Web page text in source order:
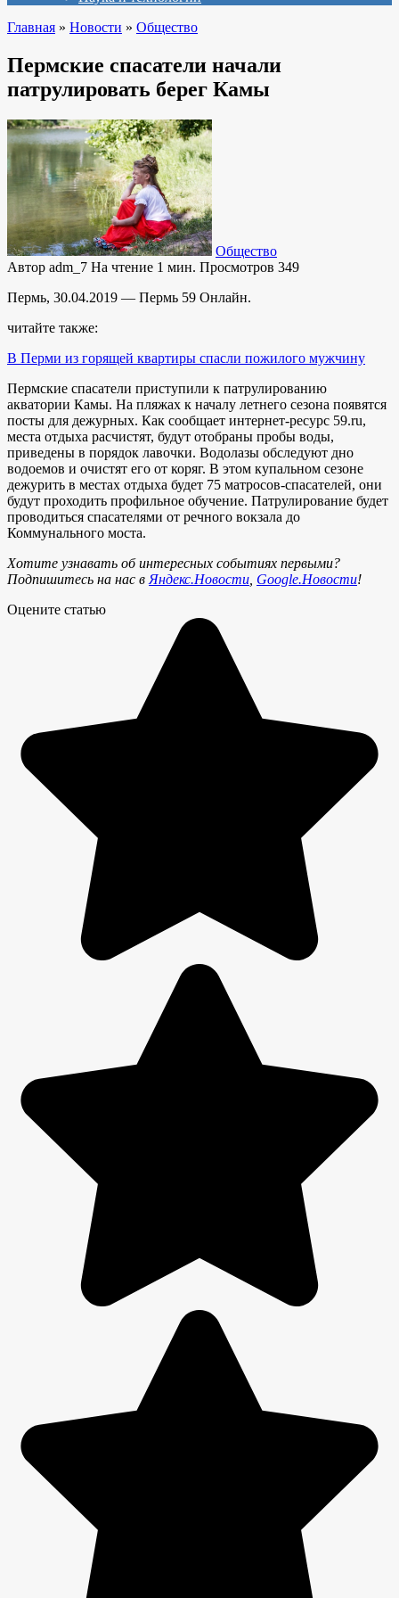
Главная » Новости » Общество
Пермские спасатели начали
патрулировать берег Камы
Общество
Автор adm_7 На чтение 1 мин. Просмотров 349
Пермь, 30.04.2019 — Пермь 59 Онлайн.
читайте также:
В Перми из горящей квартиры спасли пожилого мужчину
Пермские спасатели приступили к патрулированию
акватории Камы. На пляжах к началу летнего сезона появятся
посты для дежурных. Как сообщает интернет-ресурс 59.ru,
места отдыха расчистят, будут отобраны пробы воды,
приведены в порядок лавочки. Водолазы обследуют дно
водоемов и очистят его от коряг. В этом купальном сезоне
дежурить в местах отдыха будет 75 матросов-спасателей, они
будут проходить профильное обучение. Патрулирование будет
проводиться спасателями от речного вокзала до
Коммунального моста.
Хотите узнавать об интересных событиях первыми?
Подпишитесь на нас в Яндекс.Новости Google.Новости!
Оцените статью